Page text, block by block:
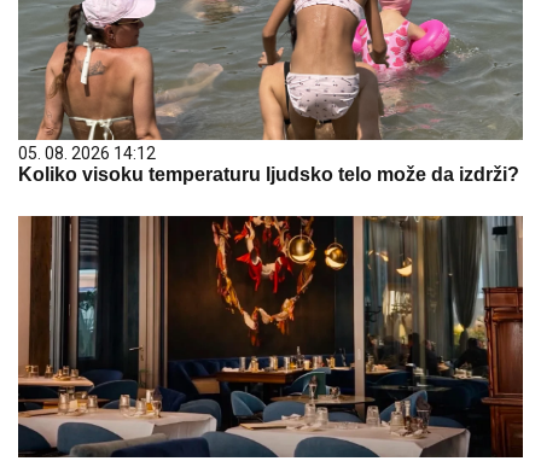
05. 08. 2026 14:12
Koliko visoku temperaturu ljudsko telo može da izdrži?